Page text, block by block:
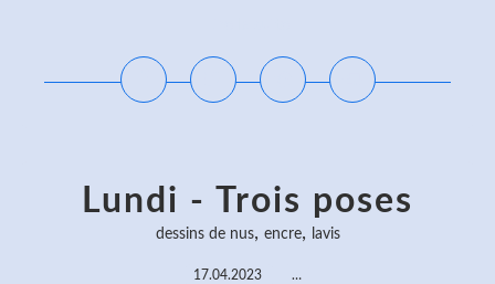
Lundi - Trois poses
dessins de nus, encre, lavis
17.04.2023 …